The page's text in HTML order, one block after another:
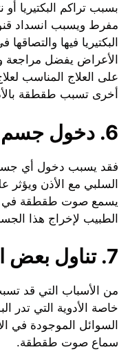
بسبب تراكم البكتيريا
مفرط ويسبب انسداد
البكتيريا فيها
الأعراض يفضل
على العلاج المناسب
أخرى تسبب طقطقة
6. دخول جسم غريب للأذن
فقد يسبب دخول أي جسم
السلبي مع الأذن ويؤثر
يسمع صوت طقطقة في
الطبيب لإخراج هذا
7. تناول بعض الأدوية
من الأسباب التي قد
خاصة الأدوية التي
السوائل الموجودة في
سماع صوت طقطقة.